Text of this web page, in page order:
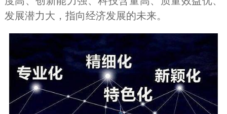
发展潜力大，指向经济发展的未来。